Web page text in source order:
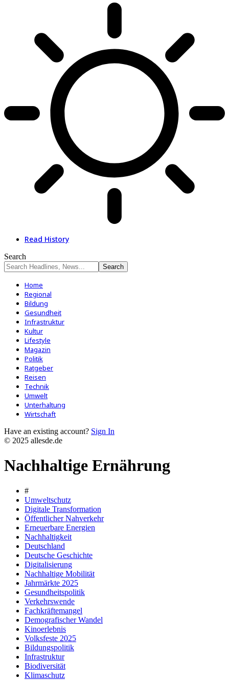
Read History
Search
Home
Regional
Bildung
Gesundheit
Infrastruktur
Kultur
Lifestyle
Magazin
Politik
Ratgeber
Reisen
Technik
Umwelt
Unterhaltung
Wirtschaft
Have an existing account? Sign In
© 2025 allesde.de
Nachhaltige Ernährung
#
Umweltschutz
Digitale Transformation
Öffentlicher Nahverkehr
Erneuerbare Energien
Nachhaltigkeit
Deutschland
Deutsche Geschichte
Digitalisierung
Nachhaltige Mobilität
Jahrmärkte 2025
Gesundheitspolitik
Verkehrswende
Fachkräftemangel
Demografischer Wandel
Kinoerlebnis
Volksfeste 2025
Bildungspolitik
Infrastruktur
Biodiversität
Klimaschutz